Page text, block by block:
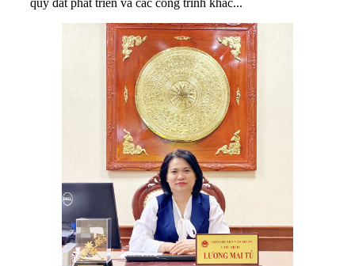
quỹ đất phát triển và các công trình khác...